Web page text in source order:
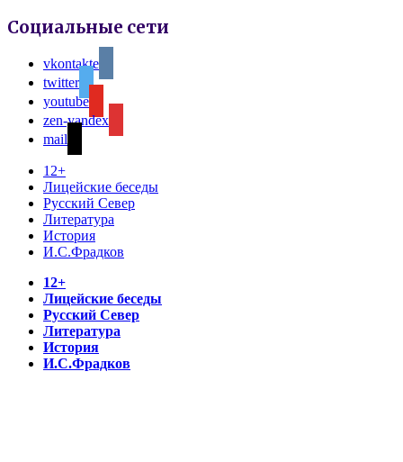
Социальные сети
vkontakte
twitter
youtube
zen-yandex
mail
12+
Лицейские беседы
Русский Север
Литература
История
И.С.Фрадков
12+
Лицейские беседы
Русский Север
Литература
История
И.С.Фрадков